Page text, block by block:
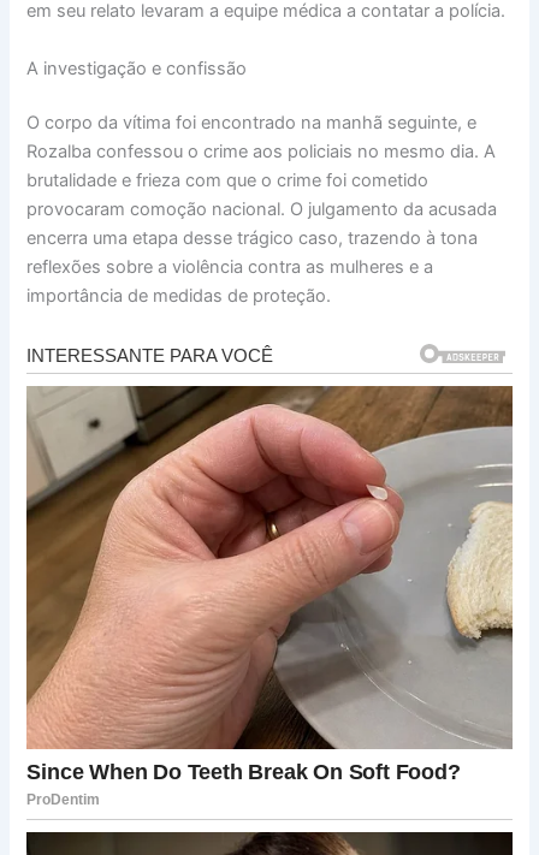
em seu relato levaram a equipe médica a contatar a polícia.
A investigação e confissão
O corpo da vítima foi encontrado na manhã seguinte, e
Rozalba confessou o crime aos policiais no mesmo dia. A
brutalidade e frieza com que o crime foi cometido
provocaram comoção nacional. O julgamento da acusada
encerra uma etapa desse trágico caso, trazendo à tona
reflexões sobre a violência contra as mulheres e a
importância de medidas de proteção.